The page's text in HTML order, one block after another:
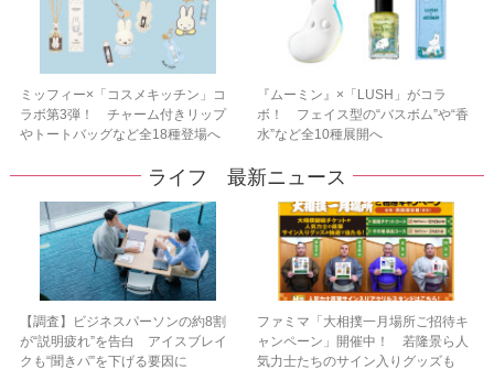
ミッフィー×「コスメキッチン」コ
ラボ第3弾！ チャーム付きリップ
やトートバッグなど全18種登場へ
『ムーミン』×「LUSH」がコラ
ボ！ フェイス型の“バスボム”や“香
水”など全10種展開へ
ライフ 最新ニュース
【調査】ビジネスパーソンの約8割
が“説明疲れ”を告白 アイスブレイ
クも“聞きパ”を下げる要因に
ファミマ「大相撲一月場所ご招待キ
ャンペーン」開催中！ 若隆景ら人
気力士たちのサイン入りグッズも